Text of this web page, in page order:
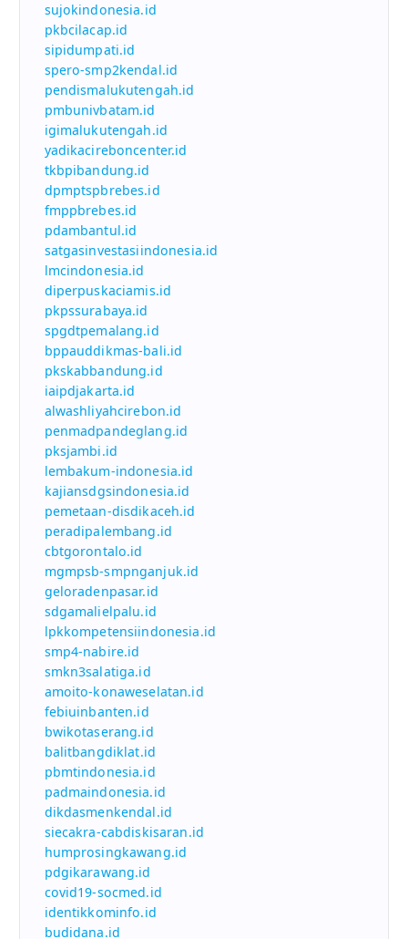
sujokindonesia.id
pkbcilacap.id
sipidumpati.id
spero-smp2kendal.id
pendismalukutengah.id
pmbunivbatam.id
igimalukutengah.id
yadikacireboncenter.id
tkbpibandung.id
dpmptspbrebes.id
fmppbrebes.id
pdambantul.id
satgasinvestasiindonesia.id
lmcindonesia.id
diperpuskaciamis.id
pkpssurabaya.id
spgdtpemalang.id
bppauddikmas-bali.id
pkskabbandung.id
iaipdjakarta.id
alwashliyahcirebon.id
penmadpandeglang.id
pksjambi.id
lembakum-indonesia.id
kajiansdgsindonesia.id
pemetaan-disdikaceh.id
peradipalembang.id
cbtgorontalo.id
mgmpsb-smpnganjuk.id
geloradenpasar.id
sdgamalielpalu.id
lpkkompetensiindonesia.id
smp4-nabire.id
smkn3salatiga.id
amoito-konaweselatan.id
febiuinbanten.id
bwikotaserang.id
balitbangdiklat.id
pbmtindonesia.id
padmaindonesia.id
dikdasmenkendal.id
siecakra-cabdiskisaran.id
humprosingkawang.id
pdgikarawang.id
covid19-socmed.id
identikkominfo.id
budidana.id